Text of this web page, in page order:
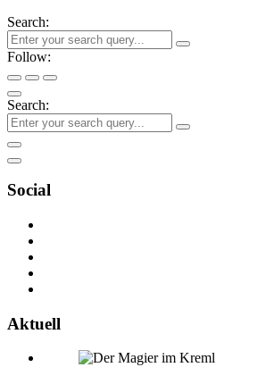
Search:
Follow:
Search:
Social
Aktuell